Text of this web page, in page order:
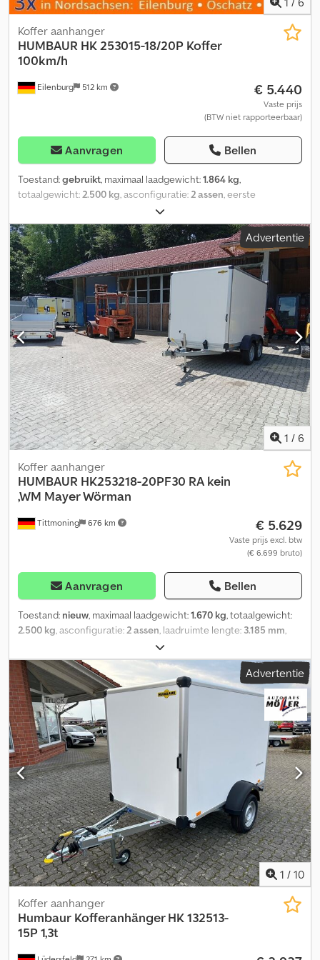
Eilenburg 512 km
Koffer aanhanger
HUMBAUR HK 253015-18/20P Koffer
100km/h
€ 5.440
Vaste prijs
(BTW niet rapporteerbaar)
Aanvragen Bellen
Toestand:gebruikt, maximaal laadgewicht:1.864 kg,
totaalgewicht:2.500 kg, asconfiguratie:2 assen, eerste
, laadruimte lengte:
laadruimtebreedte:1.500 mm, laadruimtehoogte:1.800 mm,
totale breedte:2.026 mm , 1450. GW210947474 Koffer-aanhanger,
merk Humbaur Vleugeldeuren, afsluitbaar Houten vloer
Tandemasser Kleur: wit 100 km/u-toelating ... en veel meer. ----
Cedpfx Ashmmtqsansrf Het voertuig is onverzorgd/onbewerkt!
Landelijke levering mogelijk tegen meerprijs. Wijzigingen en
tussentijdse verkoop voorbehouden. Wij nemen uw voertuig
graag in ruil. Financiering / leasing ook mogelijk zonder
aanbetaling! Heeft u nog vragen? Wij adviseren u graag!
Advertentie
1 / 6
Tittmoning 676 km
Koffer aanhanger
HUMBAUR HK253218-20PF30 RA kein
,WM Mayer Wörman
€ 5.629
Vaste prijs excl. btw
(€ 6.699 bruto)
Aanvragen Bellen
Toestand: nieuw, maximaal laadgewicht:1.670 kg, totaalgewicht:
2.500 kg, asconfiguratie:2 assen, laadruimte lengte: 3.185 mm,
, laadruimtehoogte:
breedte:2.275 mm, totale hoogte:2.580 mm, Bouwjaar:2026,
Humbaur gesloten aanhanger HK253218-20PF30RA met
vuurverzinkt chassis, groot automatisch steunwiel,
binnenverlichting, sjorbandensysteem met verstelbare sjorogen,
30 mm sandwichpanelen, verzinkt en wit gelakt,
achteruitrijlichten, draaistangvergrendeling en scharnieren van
roestvrij staal, afsluitbaar. Speciale prijs. Verder nog diverse
nieuwe en gebruikte aanhangers op voorraad. Ik ben sinds 1993
officieel Humbaur-dealer en verzorg ook service, reparaties en
verkoop van onderdelen. Prijs af magazijn Hechenberg,
Tittmoning. Crsdpszkc Ezefx Aansf
Advertentie
1 / 10
Koffer aanhanger
Humbaur Kofferanhänger HK 132513-
15P 1,3t